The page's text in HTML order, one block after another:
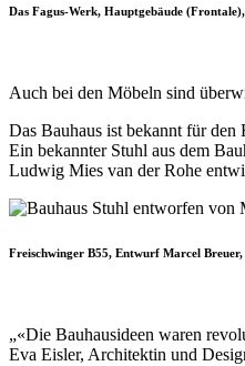
Das Fagus-Werk, Hauptgebäude
Auch bei den Möbeln sind
Das Bauhaus ist bekannt für
Ein bekannter Stuhl aus dem
Ludwig Mies van der Rohe
Freischwinger B55, Entwurf Marcel
„«Die Bauhausideen waren
Eva Eisler, Architektin und